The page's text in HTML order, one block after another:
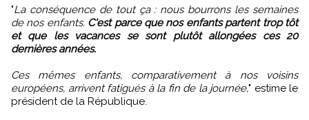
"La conséquence de tout ça : nous bourrons les semaines
de nos enfants. C'est parce que nos enfants partent trop tôt
et que les vacances se sont plutôt allongées ces 20
dernières années.
Ces mêmes enfants, comparativement à nos voisins
européens, arrivent fatigués à la fin de la journée," estime le
président de la République.